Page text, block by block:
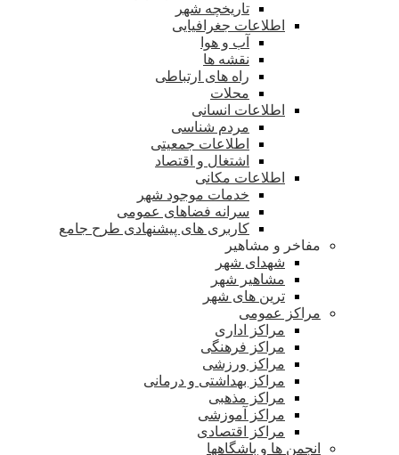
تاریخچه شهر
اطلاعات جغرافیایی
آب و هوا
نقشه ها
راه های ارتباطی
محلات
اطلاعات انسانی
مردم شناسی
اطلاعات جمعیتی
اشتغال و اقتصاد
اطلاعات مکانی
خدمات موجود شهر
سرانه فضاهای عمومی
کاربری های پیشنهادی طرح جامع
مفاخر و مشاهیر
شهدای شهر
مشاهیر شهر
ترین های شهر
مراکز عمومی
مراکز اداری
مراکز فرهنگی
مراکز ورزشی
مراکز بهداشتی و درمانی
مراکز مذهبی
مراکز آموزشی
مراکز اقتصادی
انجمن ها و باشگاهها